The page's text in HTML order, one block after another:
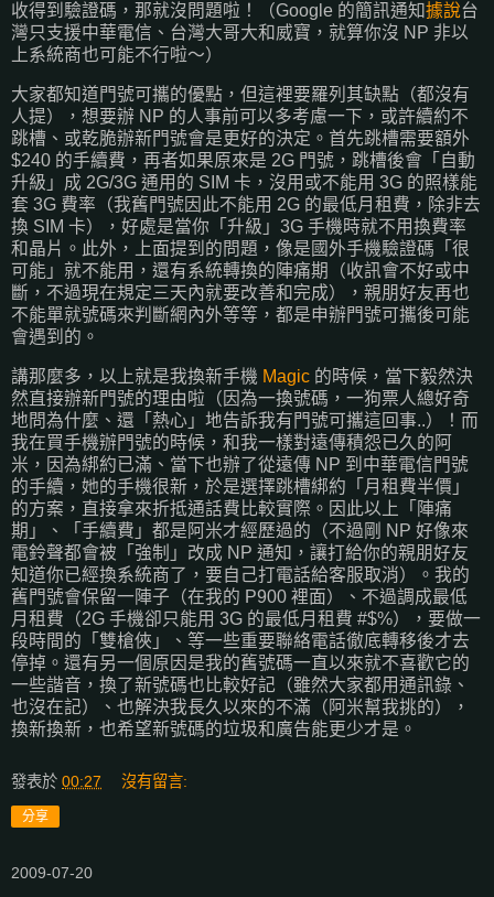
收得到驗證碼，那就沒問題啦！（Google 的簡訊通知據說台
灣只支援中華電信、台灣大哥大和威寶，就算你沒 NP 非以
上系統商也可能不行啦～）
大家都知道門號可攜的優點，但這裡要羅列其缺點（都沒有
人提），想要辦 NP 的人事前可以多考慮一下，或許續約不
跳槽、或乾脆辦新門號會是更好的決定。首先跳槽需要額外
$240 的手續費，再者如果原來是 2G 門號，跳槽後會「自動
升級」成 2G/3G 通用的 SIM 卡，沒用或不能用 3G 的照樣能
套 3G 費率（我舊門號因此不能用 2G 的最低月租費，除非去
換 SIM 卡），好處是當你「升級」3G 手機時就不用換費率
和晶片。此外，上面提到的問題，像是國外手機驗證碼「很
可能」就不能用，還有系統轉換的陣痛期（收訊會不好或中
斷，不過現在規定三天內就要改善和完成），親朋好友再也
不能單就號碼來判斷網內外等等，都是申辦門號可攜後可能
會遇到的。
講那麼多，以上就是我換新手機 Magic 的時候，當下毅然決
然直接辦新門號的理由啦（因為一換號碼，一狗票人總好奇
地問為什麼、還「熱心」地告訴我有門號可攜這回事..）！而
我在買手機辦門號的時候，和我一樣對遠傳積怨已久的阿
米，因為綁約已滿、當下也辦了從遠傳 NP 到中華電信門號
的手續，她的手機很新，於是選擇跳槽綁約「月租費半價」
的方案，直接拿來折抵通話費比較實際。因此以上「陣痛
期」、「手續費」都是阿米才經歷過的（不過剛 NP 好像來
電鈴聲都會被「強制」改成 NP 通知，讓打給你的親朋好友
知道你已經換系統商了，要自己打電話給客服取消）。我的
舊門號會保留一陣子（在我的 P900 裡面）、不過調成最低
月租費（2G 手機卻只能用 3G 的最低月租費 #$%），要做一
段時間的「雙槍俠」、等一些重要聯絡電話徹底轉移後才去
停掉。還有另一個原因是我的舊號碼一直以來就不喜歡它的
一些諧音，換了新號碼也比較好記（雖然大家都用通訊錄、
也沒在記）、也解決我長久以來的不滿（阿米幫我挑的），
換新換新，也希望新號碼的垃圾和廣告能更少才是。
發表於 00:27 沒有留言:
分享
2009-07-20